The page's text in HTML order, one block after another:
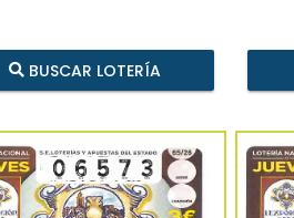
BUSCAR LOTERÍA